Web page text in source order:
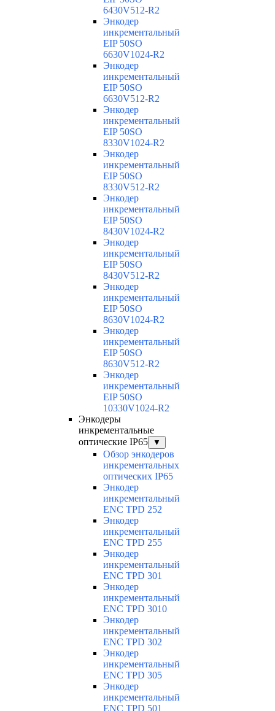
6430V512-R2
Энкодер
инкрементальный
EIP 50SO
6630V1024-R2
Энкодер
инкрементальный
EIP 50SO
6630V512-R2
Энкодер
инкрементальный
EIP 50SO
8330V1024-R2
Энкодер
инкрементальный
EIP 50SO
8330V512-R2
Энкодер
инкрементальный
EIP 50SO
8430V1024-R2
Энкодер
инкрементальный
EIP 50SO
8430V512-R2
Энкодер
инкрементальный
EIP 50SO
8630V1024-R2
Энкодер
инкрементальный
EIP 50SO
8630V512-R2
Энкодер
инкрементальный
EIP 50SO
10330V1024-R2
Энкодеры
инкрементальные
оптические IP65
▼
Обзор энкодеров
инкрементальных
оптических IP65
Энкодер
инкрементальный
ENC TPD 252
Энкодер
инкрементальный
ENC TPD 255
Энкодер
инкрементальный
ENC TPD 301
Энкодер
инкрементальный
ENC TPD 3010
Энкодер
инкрементальный
ENC TPD 302
Энкодер
инкрементальный
ENC TPD 305
Энкодер
инкрементальный
ENC TPD 501